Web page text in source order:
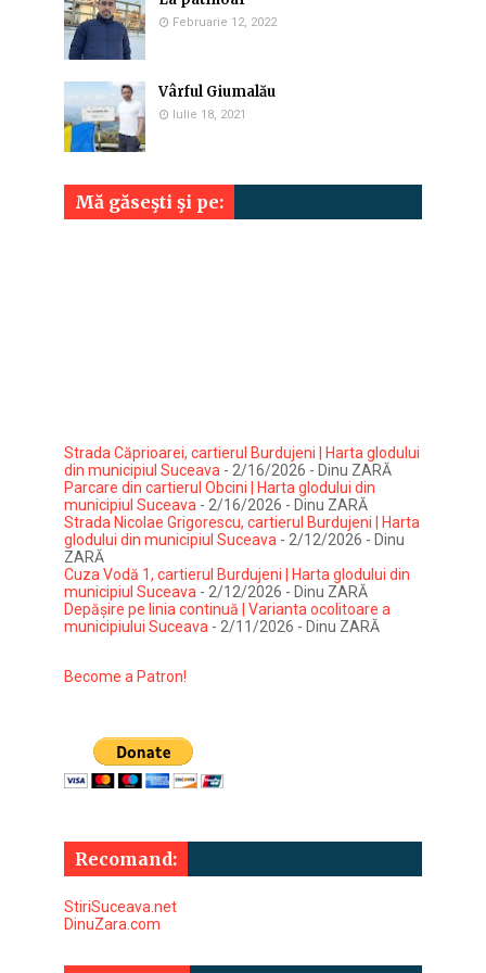
Februarie 12, 2022
Vârful Giumalău
Iulie 18, 2021
Mă găseşti şi pe:
Strada Căprioarei, cartierul Burdujeni | Harta glodului
din municipiul Suceava - 2/16/2026 - Dinu ZARĂ
Parcare din cartierul Obcini | Harta glodului din
municipiul Suceava - 2/16/2026 - Dinu ZARĂ
Strada Nicolae Grigorescu, cartierul Burdujeni | Harta
glodului din municipiul Suceava - 2/12/2026 - Dinu
ZARĂ
Cuza Vodă 1, cartierul Burdujeni | Harta glodului din
municipiul Suceava - 2/12/2026 - Dinu ZARĂ
Depășire pe linia continuă | Varianta ocolitoare a
municipiului Suceava - 2/11/2026 - Dinu ZARĂ
Become a Patron!
Recomand:
StiriSuceava.net
DinuZara.com